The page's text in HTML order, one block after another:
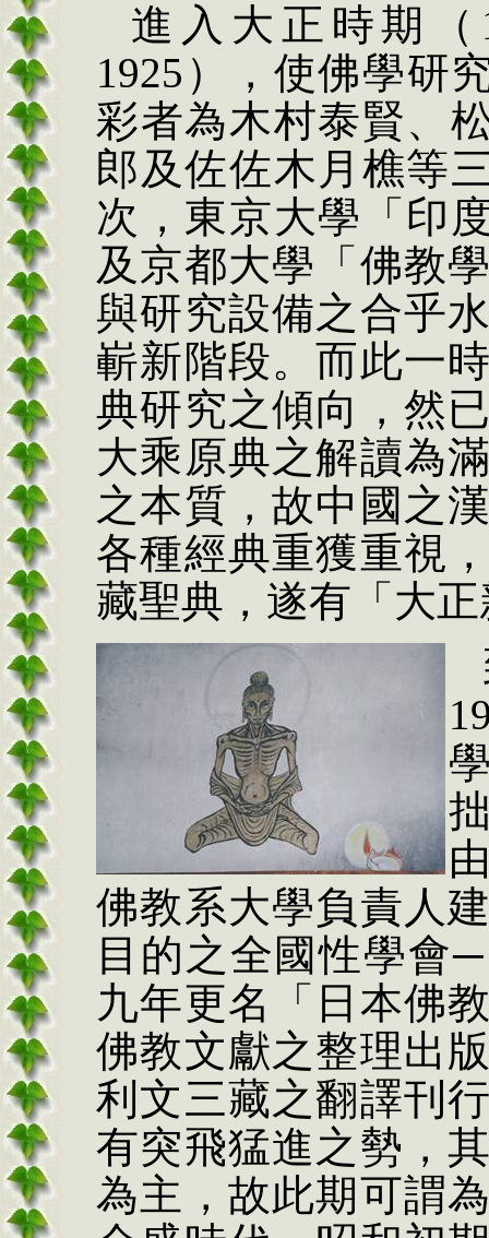
進入大正時期（
1925 ），使佛學研
彩者為木村泰賢、
郎及佐佐木月樵等
次，東京大學「印
及京都大學「佛教
與研究設備之合乎
嶄新階段。而此一
典研究之傾向，然
大乘原典之解讀為
之本質，故中國之
各種經典重獲重視
藏聖典，遂有「大
佛教系大學負責人
目的之全國性學會─
九年更名「日本佛
佛教文獻之整理出
利文三藏之翻譯刊
有突飛猛進之勢，
為主，故此期可謂